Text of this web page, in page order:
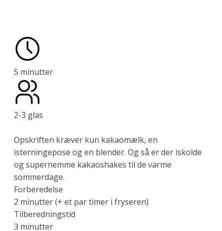
5 minutter
2-3 glas
Opskriften kræver kun kakaomælk, en
isterningepose og en blender. Og så er der iskolde
og supernemme kakaoshakes til de varme
sommerdage.
Forberedelse
2 minutter (+ et par timer i fryseren)
Tilberedningstid
3 minutter